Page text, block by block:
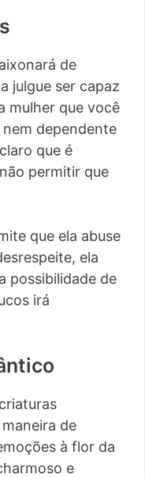
de
julgue ser capaz
mulher que você
dependente
que é
permitir que
que ela abuse
ela
possibilidade de
irá
de
à flor da
e